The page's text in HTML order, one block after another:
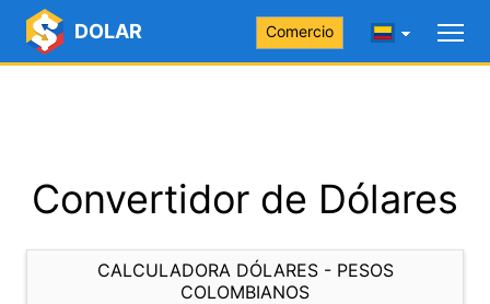
DOLAR Comercio
Convertidor de Dólares
CALCULADORA DÓLARES - PESOS
COLOMBIANOS